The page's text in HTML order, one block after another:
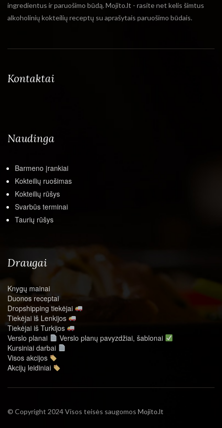
ingredientus ir paruošimo būdą. Mojito.lt - rasite net kelis šimtus
alkoholinių kokteilių receptų su aprašytais paruošimo būdais.
Kontaktai
Naudinga
Barmeno įrankiai
Kokteilių ruošimas
Kokteilių rūšys
Svarbūs terminai
Taurių rūšys
Draugai
Knygų mainai
Duonos receptai
Dropshipping tiekėjai
Tiekėjai iš Lenkijos
Tiekėjai iš Turkijos
Verslo planai
Verslo planų pavyzdžiai, šablonai
Kursiniai darbai
Visos akcijos
Akcijų leidiniai
© Copyright 2024 Visos teisės saugomos Mojito.lt